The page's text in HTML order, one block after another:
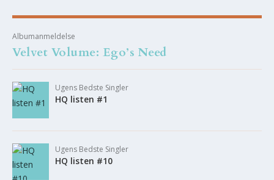
Albumanmeldelse
Velvet Volume: Ego’s Need
Ugens Bedste Singler
HQ listen #1
Ugens Bedste Singler
HQ listen #10